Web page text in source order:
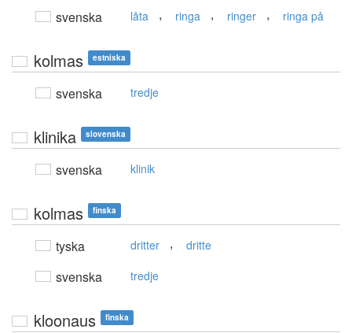
svenska låta , ringa , ringer , ringa på
kolmas estniska
svenska tredje
klinika slovenska
svenska klinik
kolmas finska
tyska dritter , dritte
svenska tredje
kloonaus finska